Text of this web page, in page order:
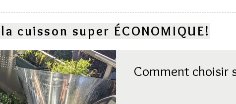
Comment choisir
cuisson super ÉCONOMIQUE!